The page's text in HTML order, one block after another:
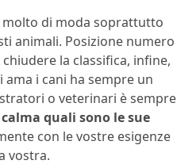
molto di moda soprattutto
animali. Posizione numero
chiudere la classifica, infine,
ama i cani ha sempre un
o veterinari è sempre
quali sono le sue
con le vostre esigenze
vostra.